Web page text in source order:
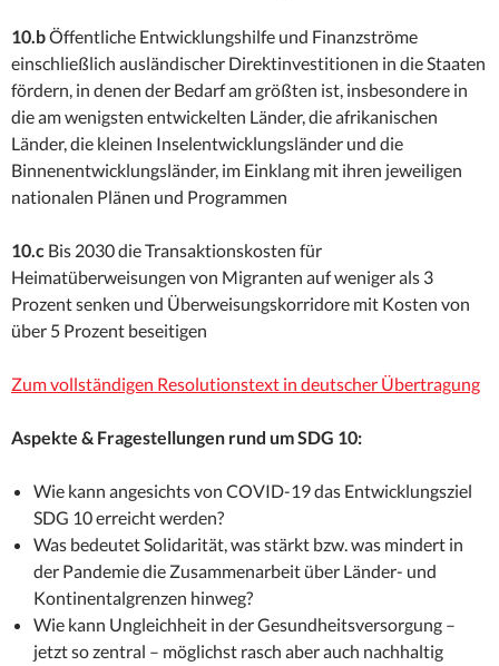
10.bÖffentliche Entwicklungshilfe und Finanzströme
einschließlich ausländischer Direktinvestitionen in die Staaten
fördern, in denen der Bedarf am größten ist, insbesondere in
die am wenigsten entwickelten Länder, die afrikanischen
Länder, die kleinen Inselentwicklungsländer und die
Binnenentwicklungsländer, im Einklang mit ihren jeweiligen
nationalen Plänen und Programmen
10.c Bis 2030 die Transaktionskosten für
Heimatüberweisungen von Migranten auf weniger als 3
Prozent senken und Überweisungskorridore mit Kosten von
über 5 Prozent beseitigen
Zum vollständigen Resolutionstext in deutscher Übertragung
Aspekte & Fragestellungen rund um SDG 10:
Wie kann angesichts von COVID-19 das Entwicklungsziel
SDG 10 erreicht werden?
Was bedeutet Solidarität, was stärkt bzw. was mindert in
der Pandemie die Zusammenarbeit über Länder- und
Kontinentalgrenzen hinweg?
Wie kann Ungleichheit in der Gesundheitsversorgung –
jetzt so zentral – möglichst rasch aber auch nachhaltig